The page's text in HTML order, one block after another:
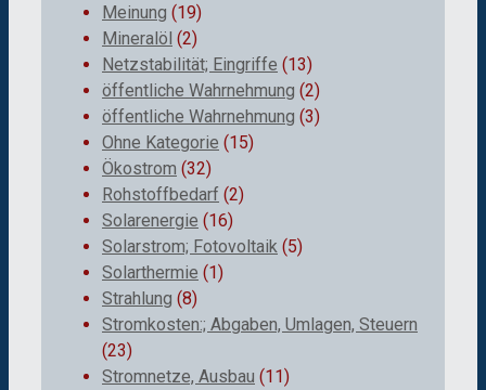
Meinung (19)
Mineralöl (2)
Netzstabilität; Eingriffe (13)
öffentliche Wahrnehmung (2)
öffentliche Wahrnehmung (3)
Ohne Kategorie (15)
Ökostrom (32)
Rohstoffbedarf (2)
Solarenergie (16)
Solarstrom; Fotovoltaik (5)
Solarthermie (1)
Strahlung (8)
Stromkosten:; Abgaben, Umlagen, Steuern
(23)
Stromnetze, Ausbau (11)